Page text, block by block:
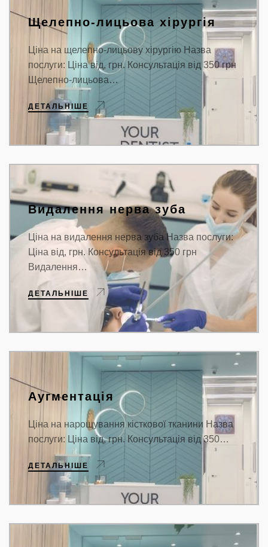
Щелепно-лицьова хірургія
Ціна на щелепно-лицьову хірургію Назва
послуги: Ціна від, грн. Консультація від 350 грн
Щелепно-лицьова…
ДЕТАЛЬНІШЕ
Видалення нерва зуба
Ціна на видалення нерва зуба Назва послуги:
Ціна від, грн. Консультація від 350 грн
Видалення…
ДЕТАЛЬНІШЕ
Аугментація
Ціна на нарощування кісткової тканини Назва
послуги: Ціна від, грн. Консультація від 350…
ДЕТАЛЬНІШЕ